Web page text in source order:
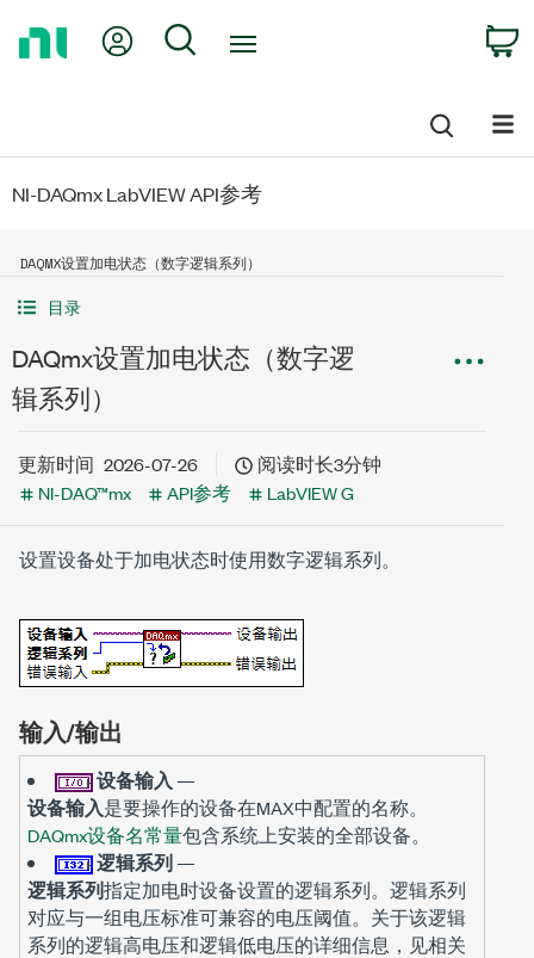
My Account
Search
NI-DAQmx LabVIEW API参考
DAQMX设置加电状态（数字逻辑系列）
目录
DAQmx设置加电状态（数字逻
辑系列）
更新时间 2026-07-26
阅读时长3分钟
NI-DAQ™mx
API参考 LabVIEW G
设置设备处于加电状态时使用数字逻辑系列。
输入/输出
设备输入 —
设备输入是要操作的设备在MAX中配置的名称。
DAQmx设备名常量包含系统上安装的全部设备。
逻辑系列—
逻辑系列指定加电时设备设置的逻辑系列。逻辑系列
对应与一组电压标准可兼容的电压阈值。关于该逻辑
系列的逻辑高电压和逻辑低电压的详细信息，见相关